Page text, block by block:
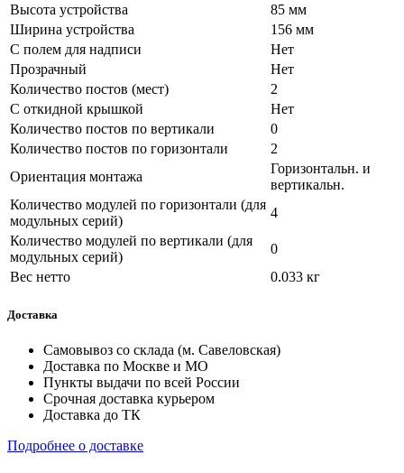
Высота устройства
85 мм
Ширина устройства
156 мм
С полем для надписи
Нет
Прозрачный
Нет
Количество постов (мест)
2
С откидной крышкой
Нет
Количество постов по вертикали
0
Количество постов по горизонтали
2
Ориентация монтажа
Горизонтальн. и
вертикальн.
Количество модулей по горизонтали (для
модульных серий)
4
Количество модулей по вертикали (для
модульных серий)
0
Вес нетто
0.033 кг
Доставка
Самовывоз со склада (м. Савеловская)
Доставка по Москве и МО
Пункты выдачи по всей России
Срочная доставка курьером
Доставка до ТК
Подробнее о доставке